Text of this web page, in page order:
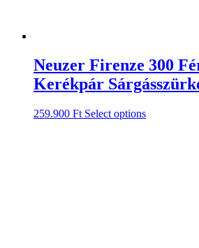
Neuzer Firenze 300
Kerékpár
259.900 Ft Select options